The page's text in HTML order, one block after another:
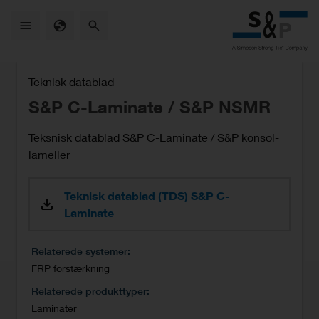
Teknisk datablad
S&P C-Laminate / S&P NSMR
Teksnisk datablad S&P C-Laminate / S&P konsol-
lameller
Teknisk datablad (TDS) S&P C-
Laminate
Relaterede systemer
FRP forstærkning
Relaterede produkttyper
Laminater